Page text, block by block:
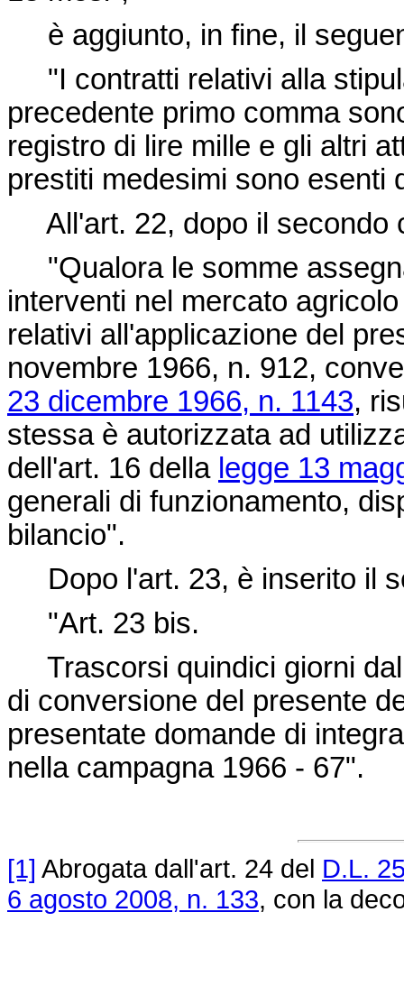
è aggiunto, in fine, il
"I contratti relativi alla
precedente primo comma
registro di lire mille e gli altri
prestiti medesimi sono esenti
All'art. 22, dopo il secondo
"Qualora le somme
interventi nel mercato
relativi all'applicazione del
novembre 1966, n. 912,
23 dicembre 1966, n. 1143,
stessa è autorizzata ad
dell'art. 16 della legge 13
generali di funzionamento,
bilancio".
Dopo l'art. 23, è inserito il
"Art. 23 bis.
Trascorsi quindici giorni
di conversione del presente
presentate domande di
nella campagna 1966 - 67".
[1] Abrogata dall'art. 24 del D.L.
6 agosto 2008, n. 133, con la